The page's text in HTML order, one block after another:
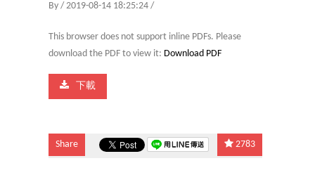
By / 2019-08-14 18:25:24 /
This browser does not support inline PDFs. Please
download the PDF to view it: Download PDF
下載
Share 2783